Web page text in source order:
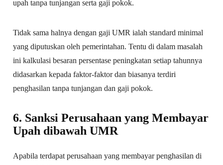
upah tanpa tunjangan serta gaji pokok.
Tidak sama halnya dengan gaji UMR ialah standard minimal
yang diputuskan oleh pemerintahan. Tentu di dalam masalah
ini kalkulasi besaran persentase peningkatan setiap tahunnya
didasarkan kepada faktor-faktor dan biasanya terdiri
penghasilan tanpa tunjangan dan gaji pokok.
6. Sanksi Perusahaan yang Membayar
Upah dibawah UMR
Apabila terdapat perusahaan yang membayar penghasilan di